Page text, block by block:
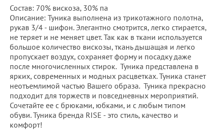
Состав: 70% вискоза, 30% па
Описание: Туника выполнена из трикотажного полотна,
рукав 3/4 - шифон. Элегантно смотрится, легко стирается,
не теряет и не меняет цвет. Так как в ткани используется
большое количество вискозы, ткань дышащая и легко
пропускает воздух, сохраняет форму и посадку даже
после многочисленных стирок. Туника представлена в
ярких, современных и модных расцветках. Туника станет
неотъемлимой частью Вашего образа. Туника прекрасно
подходит для торжеств и повседневных мероприятий.
Сочетайте ее с брюками, юбками, и с любым типом
обуви. Туника бренда RISE - это стиль, качество и
комфорт!